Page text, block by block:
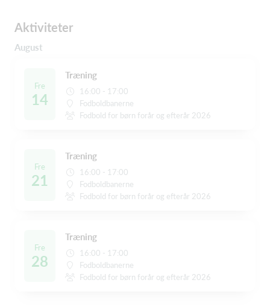
Aktiviteter
August
Fre
14
Træning
16:00 - 17:00
Fodboldbanerne
Fodbold for børn forår og efterår 2026
Fre
21
Træning
16:00 - 17:00
Fodboldbanerne
Fodbold for børn forår og efterår 2026
Fre
28
Træning
16:00 - 17:00
Fodboldbanerne
Fodbold for børn forår og efterår 2026